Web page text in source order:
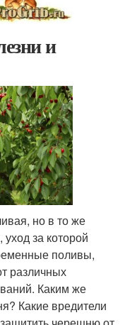
и
но в то же
за которой
поливы,
различных
Каким же
Какие вредители